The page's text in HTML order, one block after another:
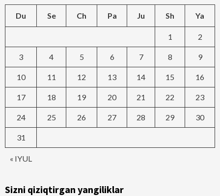
Du Se Ch Pa Ju Sh Ya
« IYUL
1 2
3 4 5 6 7 8 9
10 11 12 13 14 15 16
17 18 19 20 21 22 23
24 25 26 27 28 29 30
31
Sizni qiziqtirgan yangiliklar